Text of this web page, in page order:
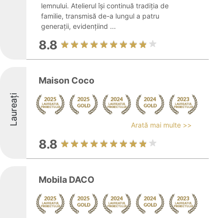
lemnului. Atelierul își continuă tradiția de
familie, transmisă de-a lungul a patru
generații, evidențiind ...
8.8
Laureați
Maison Coco
Arată mai multe >>
8.8
Mobila DACO